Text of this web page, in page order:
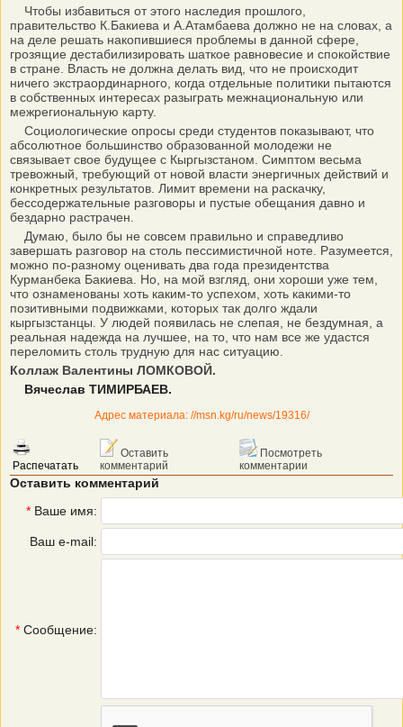
Чтобы избавиться от этого наследия прошлого,
правительство К.Бакиева и А.Атамбаева должно не на словах, а
на деле решать накопившиеся проблемы в данной сфере,
грозящие дестабилизировать шаткое равновесие и спокойствие
в стране. Власть не должна делать вид, что не происходит
ничего экстраординарного, когда отдельные политики пытаются
в собственных интересах разыграть межнациональную или
межрегиональную карту.
Социологические опросы среди студентов показывают, что
абсолютное большинство образованной молодежи не
связывает свое будущее с Кыргызстаном. Симптом весьма
тревожный, требующий от новой власти энергичных действий и
конкретных результатов. Лимит времени на раскачку,
бессодержательные разговоры и пустые обещания давно и
бездарно растрачен.
Думаю, было бы не совсем правильно и справедливо
завершать разговор на столь пессимистичной ноте. Разумеется,
можно по-разному оценивать два года президентства
Курманбека Бакиева. Но, на мой взгляд, они хороши уже тем,
что ознаменованы хоть каким-то успехом, хоть какими-то
позитивными подвижками, которых так долго ждали
кыргызстанцы. У людей появилась не слепая, не бездумная, а
реальная надежда на лучшее, на то, что нам все же удастся
переломить столь трудную для нас ситуацию.
Коллаж Валентины ЛОМКОВОЙ.
Вячеслав ТИМИРБАЕВ.
Адрес материала: //msn.kg/ru/news/19316/
Распечатать
Оставить
комментарий
Посмотреть
комментарии
Оставить комментарий
* Ваше имя:
Ваш e-mail:
* Сообщение: